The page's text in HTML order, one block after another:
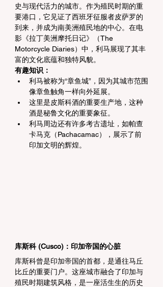
史与现代活力的城市。作为殖民时期的重
要港口，它见证了西班牙征服者皮萨罗的
到来，并成为南美洲殖民地的中心。在电
影《拉丁美洲摩托日记》（The
Motorcycle Diaries）中，利马展现了其丰
富的文化底蕴和独特风貌。
有趣知识：
利马被称为“章鱼城”，因为其城市范围
像章鱼触角一样向外延展。
这里是皮斯科酒的重要生产地，这种
酒是秘鲁文化的重要象征。
利马周边还有许多考古遗址，如帕查
卡马克（Pachacamac），展示了前
印加文明的辉煌。
库斯科 (Cusco)：印加帝国的心脏
库斯科曾是印加帝国的首都，是通往马丘
比丘的重要门户。这座城市融合了印加与
殖民时期建筑风格，是一座活生生的历史